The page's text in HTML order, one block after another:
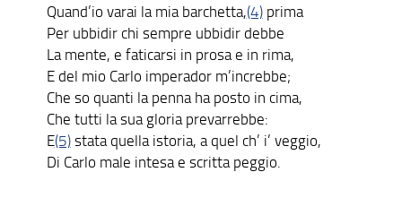
Quand’io varai la mia barchetta,(4)prima
Per ubbidir chi sempre ubbidir debbe
La mente, e faticarsi in prosa e in rima,
E del mio Carlo imperador m’increbbe;
Che so quanti la penna ha posto in cima,
Che tutti la sua gloria prevarrebbe:
E(5)stata quella istoria, a quel ch’ i’ veggio,
Di Carlo male intesa e scritta peggio.